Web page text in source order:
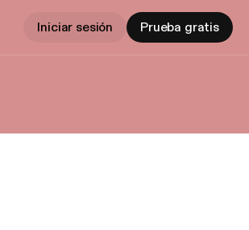
Iniciar sesión Prueba gratis